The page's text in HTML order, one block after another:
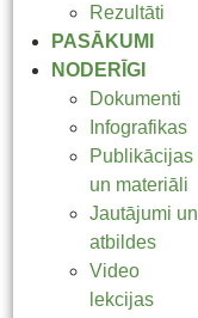
Rezultāti
PASĀKUMI
NODERĪGI
Dokumenti
Infografikas
Publikācijas
un materiāli
Jautājumi un
atbildes
Video
lekcijas